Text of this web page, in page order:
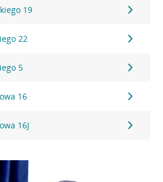
19
22
5
16
16J